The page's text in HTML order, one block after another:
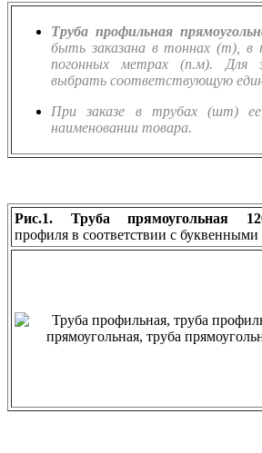
Труба профильная
быть заказана в тоннах (т),
погонных метрах (п.м). Для
выбрать соответствующую
При заказе в трубах (шт) ее
наименовании товара.
Рис.1. Труба прямоугольная
профиля в соответствии с буквенными